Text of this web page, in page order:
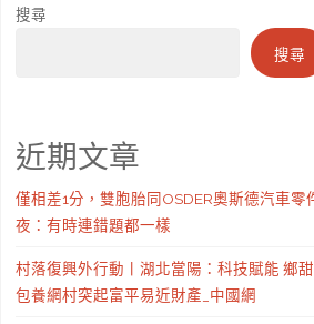
搜尋
搜尋
近期文章
僅相差1分，雙胞胎同OSDER奧斯德汽車零
夜：有時連錯題都一樣
村落復興外行動丨湖北當陽：科技賦能 鄉
包養網村突起富平易近財產_中國網